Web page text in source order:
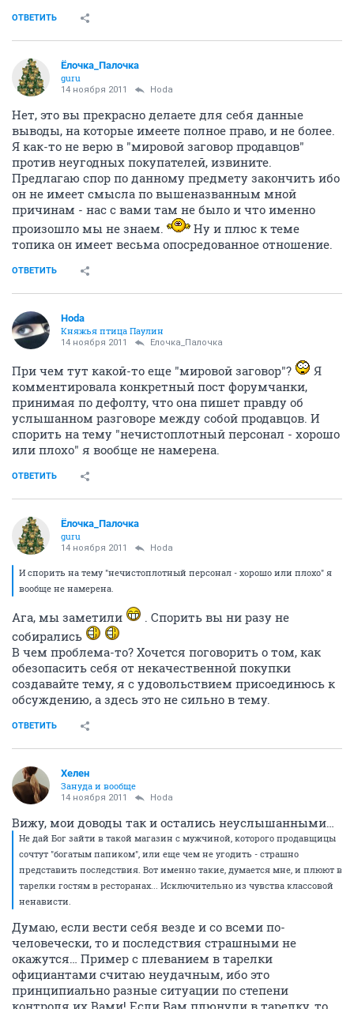
ОТВЕТИТЬ
Ёлочка_Палочка
guru
14 ноября 2011 Hoda
Нет, это вы прекрасно делаете для себя данные
выводы, на которые имеете полное право, и не более.
Я как-то не верю в "мировой заговор продавцов"
против неугодных покупателей, извините.
Предлагаю спор по данному предмету закончить ибо
он не имеет смысла по вышеназванным мной
причинам - нас с вами там не было и что именно
произошло мы не знаем.
Ну и плюс к теме
топика он имеет весьма опосредованное отношение.
ОТВЕТИТЬ
Hoda
Княжья птица Паулин
14 ноября 2011 Ёлочка_Палочка
При чем тут какой-то еще "мировой заговор"?
Я
комментировала конкретный пост форумчанки,
принимая по дефолту, что она пишет правду об
услышанном разговоре между собой продавцов. И
спорить на тему "нечистоплотный персонал - хорошо
или плохо" я вообще не намерена.
ОТВЕТИТЬ
Ёлочка_Палочка
guru
14 ноября 2011 Hoda
И спорить на тему "нечистоплотный персонал - хорошо или плохо" я
вообще не намерена.
Ага, мы заметили
. Спорить вы ни разу не
собирались
В чем проблема-то? Хочется поговорить о том, как
обезопасить себя от некачественной покупки
создавайте тему, я с удовольствием присоединюсь к
обсуждению, а здесь это не сильно в тему.
ОТВЕТИТЬ
Хелен
Зануда и вообще
14 ноября 2011 Hoda
Вижу, мои доводы так и остались неуслышанными…
Не дай Бог зайти в такой магазин с мужчиной, которого продавщицы
сочтут "богатым папиком", или еще чем не угодить - страшно
представить последствия. Вот именно такие, думается мне, и плюют в
тарелки гостям в ресторанах... Исключительно из чувства классовой
ненависти.
Думаю, если вести себя везде и со всеми по-
человечески, то и последствия страшными не
окажутся… Пример с плеванием в тарелки
официантами считаю неудачным, ибо это
принципиально разные ситуации по степени
контроля их Вами! Если Вам плюнули в тарелку, то